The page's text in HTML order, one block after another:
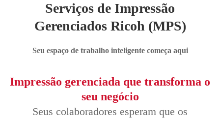
Serviços de Impressão
Gerenciados Ricoh (MPS)
Seu espaço de trabalho inteligente começa aqui
Impressão gerenciada que transforma o
seu negócio
Seus colaboradores esperam que os